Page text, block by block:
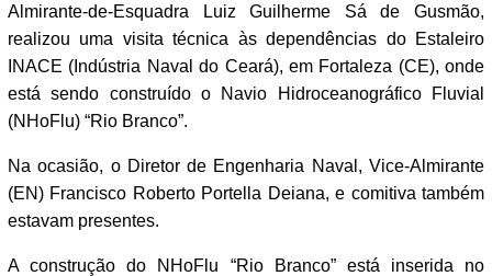
Almirante-de-Esquadra Luiz Guilherme Sá de Gusmão,
realizou uma visita técnica às dependências do Estaleiro
INACE (Indústria Naval do Ceará), em Fortaleza (CE), onde
está sendo construído o Navio Hidroceanográfico Fluvial
(NHoFlu) “Rio Branco”.
Na ocasião, o Diretor de Engenharia Naval, Vice-Almirante
(EN) Francisco Roberto Portella Deiana, e comitiva também
estavam presentes.
A construção do NHoFlu “Rio Branco” está inserida no